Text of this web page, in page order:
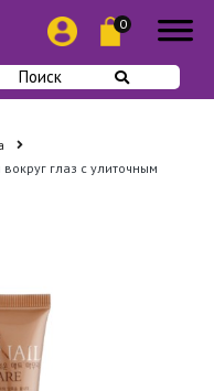
0
Поиск
глаз с улиточным